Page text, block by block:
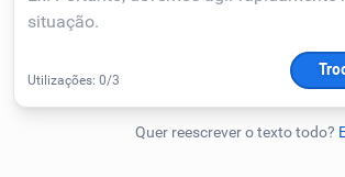
Corrigir Texto
Detector de IA
Humanizador de IA